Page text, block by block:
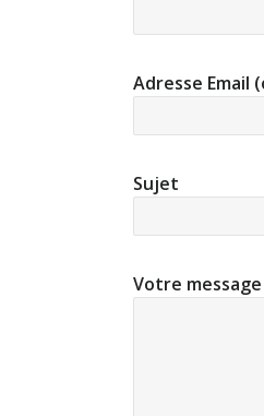
Adresse Email
Sujet
Votre message